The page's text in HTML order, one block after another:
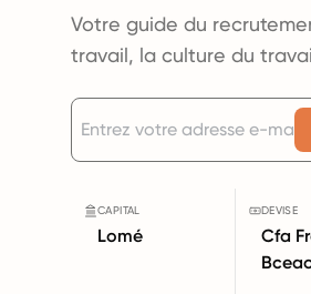
Votre guide du
travail, la culture du
CAPITAL
Lomé
DEVISE
Cfa